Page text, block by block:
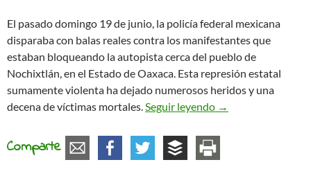
El pasado domingo 19 de junio, la policía federal mexicana
disparaba con balas reales contra los manifestantes que
estaban bloqueando la autopista cerca del pueblo de
Nochixtlán, en el Estado de Oaxaca. Esta represión estatal
sumamente violenta ha dejado numerosos heridos y una
decena de víctimas mortales.Seguir leyendo México:
→
Comparte